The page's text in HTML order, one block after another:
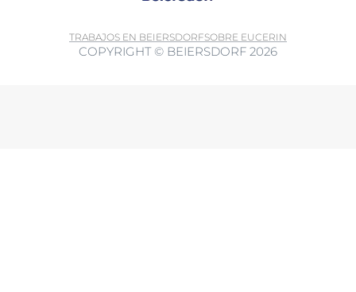
TRABAJOS EN BEIERSDORFSOBRE EUCERIN
COPYRIGHT © BEIERSDORF 2026